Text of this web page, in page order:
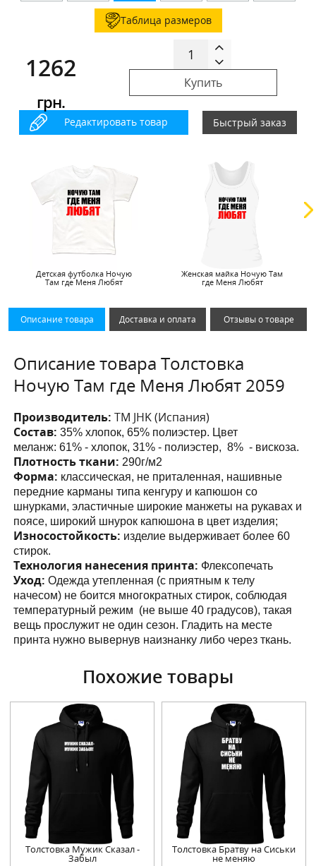
Таблица размеров
1262
грн.
Купить
Редактировать товар Быстрый заказ
Детская футболка Ночую
Там где Меня Любят
Женская майка Ночую Там
где Меня Любят
Описание товара Доставка и оплата Отзывы о товаре
Описание товара Толстовка
Ночую Там где Меня Любят 2059
Производитель:ТМ JHK (Испания)
Состав: 35% хлопок, 65% полиэстер. Цвет
меланж:61% - хлопок, 31% - полиэстер, 8% - вискоза.
Плотность ткани: 290г/м2
Форма: классическая, не приталенная, нашивные
передние карманытипа кенгуру и капюшон со
шнурками, эластичные широкие манжеты на рукавах и
поясе, широкий шнурок капюшона в цвет изделия;
Износостойкость: изделие выдерживает более 60
стирок.
Технология нанесения принта: Флексопечать
Уход: Одежда утепленная (с приятным к телу
начесом) не боится многократных стирок, соблюдая
температурный режим (не выше 40 градусов), такая
вещь прослужит не один сезон. Гладить на месте
принта нужно вывернув наизнанку либо через ткань.
Похожие товары
Толстовка Мужик Сказал -
Забыл
Толстовка Братву на Сиськи
не меняю